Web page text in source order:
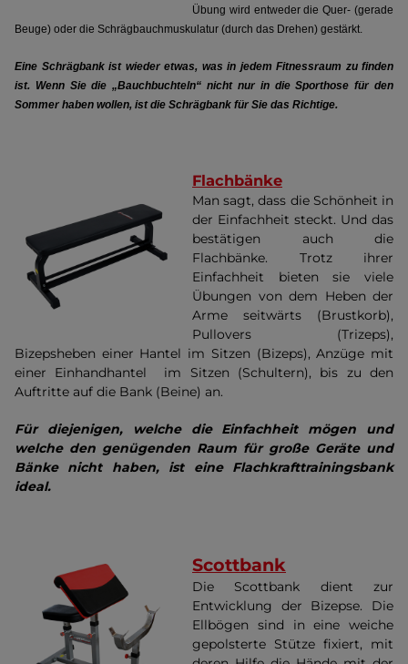
Übung wird entweder die Quer- (gerade
Beuge) oder die Schrägbauchmuskulatur (durch das Drehen) gestärkt.
Eine Schrägbank ist wieder etwas, was in jedem Fitnessraum zu finden
ist. Wenn Sie die „Bauchbuchteln“ nicht nur in die Sporthose für den
Sommer haben wollen, ist die Schrägbank für Sie das Richtige.
Flachbänke
Man sagt, dass die Schönheit in
der Einfachheit steckt. Und das
bestätigen auch die
Flachbänke. Trotz ihrer
Einfachheit bieten sie viele
Übungen von dem Heben der
Arme seitwärts (Brustkorb),
Pullovers (Trizeps),
Bizepsheben einer Hantel im Sitzen (Bizeps), Anzüge mit
einer Einhandhantel im Sitzen (Schultern), bis zu den
Auftritte auf die Bank (Beine) an.
Für diejenigen, welche die Einfachheit mögen und
welche den genügenden Raum für große Geräte und
Bänke nicht haben, ist eine Flachkrafttrainingsbank
ideal.
Scottbank
Die Scottbank dient zur
Entwicklung der Bizepse. Die
Ellbögen sind in eine weiche
gepolsterte Stütze fixiert, mit